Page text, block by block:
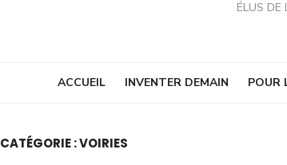
ÉLUS DE
ACCUEIL INVENTER DEMAIN POUR
CATÉGORIE :VOIRIES